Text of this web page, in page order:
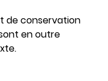
de conservation
en outre